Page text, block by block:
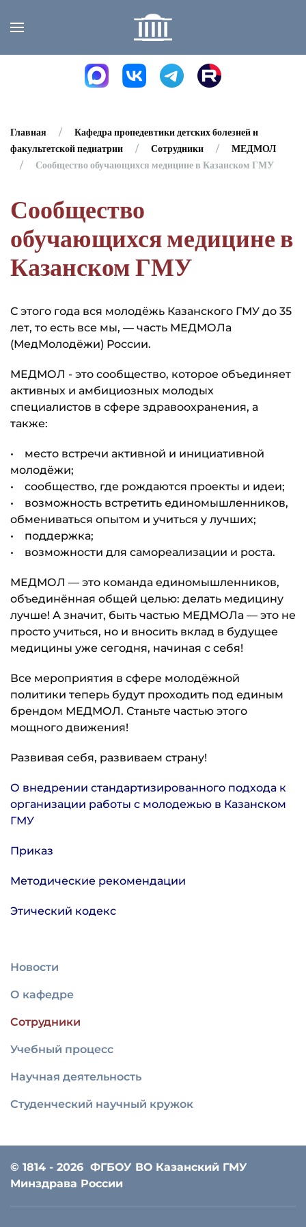
Skip to main content
Главная
Кафедра пропедевтики детских болезней и
факультетской педиатрии
Сотрудники
МЕДМОЛ
Сообщество обучающихся медицине в Казанском ГМУ
Сообщество
обучающихся медицине в
Казанском ГМУ
С этого года вся молодёжь Казанского ГМУ до 35
лет, то есть все мы, — часть МЕДМОЛа
(МедМолодёжи) России.
МЕДМОЛ - это сообщество, которое объединяет
активных и амбициозных молодых
специалистов в сфере здравоохранения, а
также:
• место встречи активной и инициативной
молодёжи;
• сообщество, где рождаются проекты и идеи;
• возможность встретить единомышленников,
обмениваться опытом и учиться у лучших;
• поддержка;
• возможности для самореализации и роста.
МЕДМОЛ — это команда единомышленников,
объединённая общей целью: делать медицину
лучше! А значит, быть частью МЕДМОЛа — это не
просто учиться, но и вносить вклад в будущее
медицины уже сегодня, начиная с себя!
Все мероприятия в сфере молодёжной
политики теперь будут проходить под единым
брендом МЕДМОЛ. Станьте частью этого
мощного движения!
Развивая себя, развиваем страну!
О внедрении стандартизированного подхода к
организации работы с молодежью в Казанском
ГМУ
Приказ
Методические рекомендации
Этический кодекс
Новости
О кафедре
Сотрудники
Учебный процесс
Научная деятельность
Студенческий научный кружок
© 1814 - 2026 ФГБОУ ВО Казанский ГМУ
Минздрава России